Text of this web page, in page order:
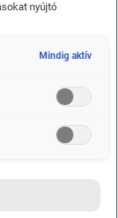
nyújtó
Mindig aktív